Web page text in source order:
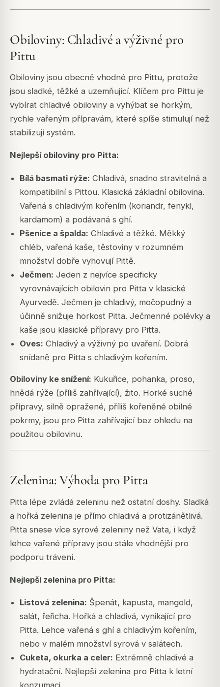
Obiloviny: Chladivé a výživné pro
Pittu
Obiloviny jsou obecně vhodné pro Pittu, protože
jsou sladké, těžké a uzemňující. Klíčem pro Pittu je
vybírat chladivé obiloviny a vyhýbat se horkým,
rychle vařeným přípravám, které spíše stimulují než
stabilizují systém.
Nejlepší obiloviny pro Pitta:
Bílá basmati rýže: Chladivá, snadno stravitelná a
kompatibilní s Pittou. Klasická základní obilovina.
Vařená s chladivým kořením (koriandr, fenykl,
kardamom) a podávaná s ghí.
Pšenice a špalda: Chladivé a těžké. Měkký
chléb, vařená kaše, těstoviny v rozumném
množství dobře vyhovují Pittě.
Ječmen: Jeden z nejvíce specificky
vyrovnávajících obilovin pro Pitta v klasické
Ayurvedě. Ječmen je chladivý, močopudný a
účinně snižuje horkost Pitta. Ječmenné polévky a
kaše jsou klasické přípravy pro Pitta.
Oves: Chladivý a výživný po uvaření. Dobrá
snídaně pro Pitta s chladivým kořením.
Obiloviny ke snížení: Kukuřice, pohanka, proso,
hnědá rýže (příliš zahřívající), žito. Horké suché
přípravy, silně opražené, příliš kořeněné obilné
pokrmy, jsou pro Pitta zahřívající bez ohledu na
použitou obilovinu.
Zelenina: Výhoda pro Pitta
Pitta lépe zvládá zeleninu než ostatní doshy. Sladká
a hořká zelenina je přímo chladivá a protizánětlivá.
Pitta snese více syrové zeleniny než Vata, i když
lehce vařené přípravy jsou stále vhodnější pro
podporu trávení.
Nejlepší zelenina pro Pitta:
Listová zelenina: Špenát, kapusta, mangold,
salát, řeřicha. Hořká a chladivá, vynikající pro
Pitta. Lehce vařená s ghí a chladivým kořením,
nebo v malém množství syrová v salátech.
Cuketa, okurka a celer: Extrémně chladivé a
hydratační. Nejlepší zelenina pro Pitta k letní